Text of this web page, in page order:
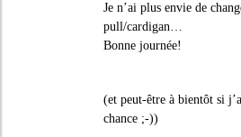
Je n’ai plus envie de
pull/cardigan…
Bonne journée!
(et peut-être à bientôt si
chance ;-))